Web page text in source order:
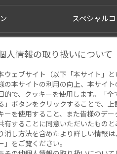
スペシャル
ー ウェブアクセシビリティ
人情報の取り扱いについて
ウェブサイト（以下「本サイト」
の本サイトの利用の向上、本サイ
的で、クッキーを使用します。「
」ボタンをクリックすることで、
ーを使用すること、また皆様のデ
有することに同意いただいたもの
消し方法を含めたより詳しい情報は
」をご覧ください。